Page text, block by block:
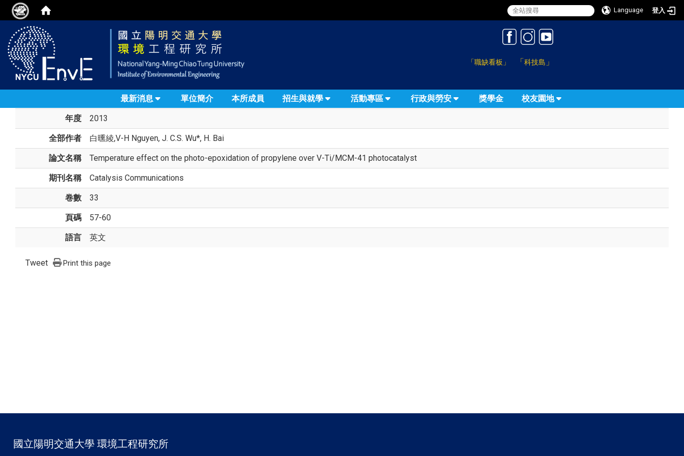
Language 登入
「職缺看板」 「科技島 」
最新消息 單位簡介 本所成員 招生與就學 活動專區 行政與勞安 獎學金 校友園地
年度 2013
全部作者 白曛綾,V-H Nguyen, J. C.S. Wu*, H. Bai
論文名稱 Temperature effect on the photo-epoxidation of propylene over V-Ti/MCM-41 photocatalyst
期刊名稱 Catalysis Communications
卷數 33
頁碼 57-60
語言 英文
Tweet Print this page
國立陽明交通大學 環境工程研究所